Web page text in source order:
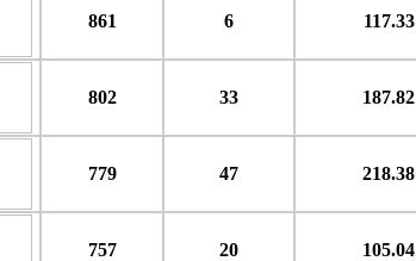
861 6 117.33
802 33 187.82
779 47 218.38
757 20 105.04